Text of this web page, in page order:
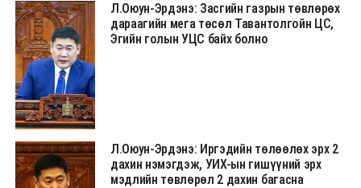
Л.Оюун-Эрдэнэ: Засгийн газрын төвлөрөх
дараагийн мега төсөл Тавантолгойн ЦС,
Эгийн голын УЦС байх болно
Л.Оюун-Эрдэнэ: Иргэдийн төлөөлөх эрх 2
дахин нэмэгдэж, УИХ-ын гишүүний эрх
мэдлийн төвлөрөл 2 дахин багасна